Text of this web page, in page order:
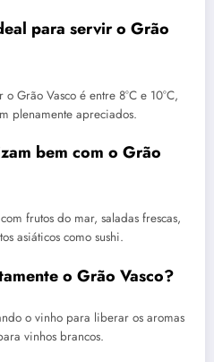
para servir o Grão
Grão Vasco é entre 8°C e 10°C,
plenamente apreciados.
bem com o Grão
frutos do mar, saladas frescas,
asiáticos como sushi.
o Grão Vasco?
o vinho para liberar os aromas
vinhos brancos.